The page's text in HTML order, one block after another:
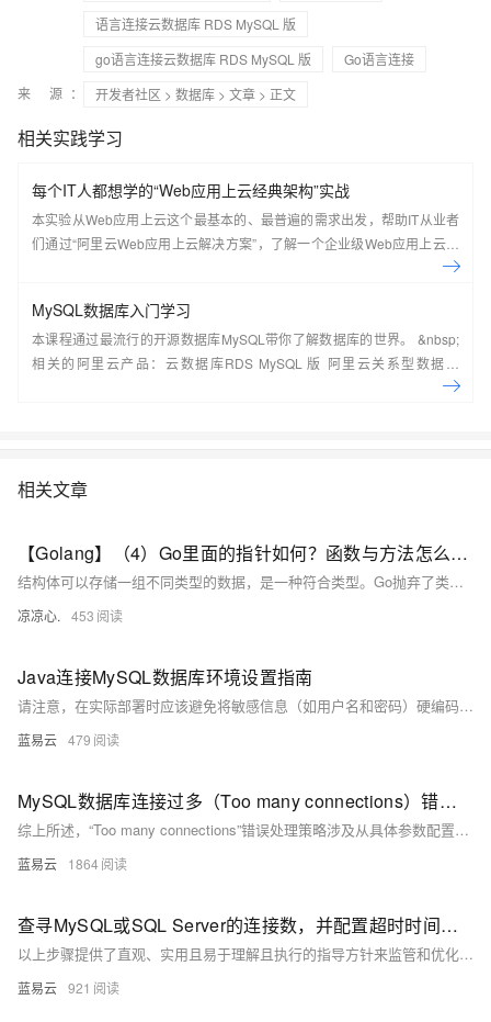
语言连接云数据库 RDS MySQL 版
go语言连接云数据库 RDS MySQL 版
Go语言连接
来 源：
开发者社区 > 数据库 > 文章 > 正文
相关实践学习
每个IT人都想学的“Web应用上云经典架构”实战
本实验从Web应用上云这个最基本的、最普遍的需求出发，帮助IT从业者
们通过“阿里云Web应用上云解决方案”，了解一个企业级Web应用上云的
MySQL数据库入门学习
本课程通过最流行的开源数据库MySQL带你了解数据库的世界。 &nbsp;
相关的阿里云产品：云数据库RDS MySQL 版 阿里云关系型数据库
RDS（Relational Database Service）是一种稳定可靠、可弹性伸缩的在
相关文章
【Golang】（4）Go里面的指针如何？函数与方法怎么不一样？带你了解Go不同于其他高级语言的语法
结构体可以存储一组不同类型的数据，是一种符合类型。Go抛弃了类与继承，同时也抛弃了构造方法，刻意弱化了面向对象的功能，Go并非是一个传统OOP的语言，但是Go依旧有着OOP的影子，通过结构体和方法也可以模拟出一个类。
凉凉心. 453
Java连接MySQL数据库环境设置指南
请注意，在实际部署时应该避免将敏感信息（如用户名和密码）硬编码在源码文件里面；应该使用配置文件或者环境变量等更为安全可靠地方式管理这些信息。此外，在处理大量数据时考虑使用PreparedStatement而不是Statement可以提高性能并防止SQL注入攻击；同时也要注意正确处理异常情况，并且确保所有打开过得资源都被正确关闭释放掉以防止内存泄漏等问题发生。
蓝易云 479
MySQL数据库连接过多（Too many connections）错误处理策略
综上所述，“Too many connections”错误处理策略涉及从具体参数配置到代码层面再到系统与架构设计全方位考量与改进。每项措施都需根据具体环境进行定制化调整，并且在执行任何变更前建议先行测试评估可能带来影响。
蓝易云 1864
查寻MySQL或SQL Server的连接数，并配置超时时间和最大连接量
以上步骤提供了直观、实用且易于理解且执行的指导方针来监管和优化数据库服务器配置。务必记得，在做任何重要变更前备份相关配置文件，并确保理解每个参数对系统性能可能产生影响后再做出调节。
蓝易云 921